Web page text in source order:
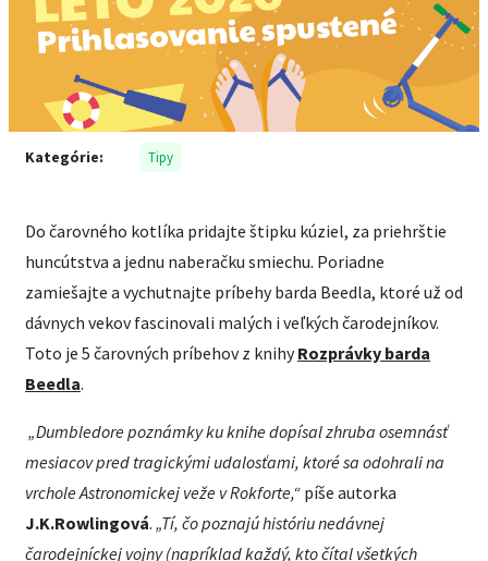
Kategórie: Tipy
Do čarovného kotlíka pridajte štipku kúziel, za priehrštie
huncútstva a jednu naberačku smiechu. Poriadne
zamiešajte a vychutnajte príbehy barda Beedla, ktoré už od
dávnych vekov fascinovali malých i veľkých čarodejníkov.
Toto je 5 čarovných príbehov z knihyRozprávky barda
Beedla.
„Dumbledore poznámky ku knihe dopísal zhruba osemnásť
mesiacov pred tragickými udalosťami, ktoré sa odohrali na
vrchole Astronomickej veže v Rokforte,“ píše autorka
J.K.Rowlingová. „Tí, čo poznajú históriu nedávnej
čarodejníckej vojny (napríklad každý, kto čítal všetkých